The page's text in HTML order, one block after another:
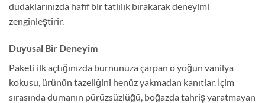
dudaklarınızda hafif bir tatlılık bırakarak deneyimi
zenginleştirir.
Duyusal Bir Deneyim
Paketi ilk açtığınızda burnunuza çarpan o yoğun vanilya
kokusu, ürünün tazeliğini henüz yakmadan kanıtlar. İçim
sırasında dumanın pürüzsüzlüğü, boğazda tahriş yaratmayan